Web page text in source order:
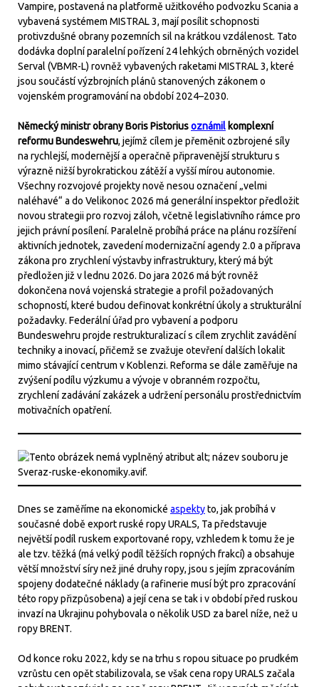
Vampire, postavená na platformě užitkového podvozku Scania a
vybavená systémem MISTRAL 3, mají posílit schopnosti
protivzdušné obrany pozemních sil na krátkou vzdálenost. Tato
dodávka doplní paralelní pořízení 24 lehkých obrněných vozidel
Serval (VBMR-L) rovněž vybavených raketami MISTRAL 3, které
jsou součástí výzbrojních plánů stanovených zákonem o
vojenském programování na období 2024–2030.
Německý ministr obrany Boris Pistoriusoznámil komplexní
reformu Bundeswehru, jejímž cílem je přeměnit ozbrojené síly
na rychlejší, modernější a operačně připravenější strukturu s
výrazně nižší byrokratickou zátěží a vyšší mírou autonomie.
Všechny rozvojové projekty nově nesou označení „velmi
naléhavé“ a do Velikonoc 2026 má generální inspektor předložit
novou strategii pro rozvoj záloh, včetně legislativního rámce pro
jejich právní posílení. Paralelně probíhá práce na plánu rozšíření
aktivních jednotek, zavedení modernizační agendy 2.0 a příprava
zákona pro zrychlení výstavby infrastruktury, který má být
předložen již v lednu 2026. Do jara 2026 má být rovněž
dokončena nová vojenská strategie a profil požadovaných
schopností, které budou definovat konkrétní úkoly a strukturální
požadavky. Federální úřad pro vybavení a podporu
Bundeswehru projde restrukturalizací s cílem zrychlit zavádění
techniky a inovací, přičemž se zvažuje otevření dalších lokalit
mimo stávající centrum v Koblenzi. Reforma se dále zaměřuje na
zvýšení podílu výzkumu a vývoje v obranném rozpočtu,
zrychlení zadávání zakázek a udržení personálu prostřednictvím
motivačních opatření.
Dnes se zaměříme na ekonomické aspektyto, jak probíhá v
současné době export ruské ropy URALS, Ta představuje
největší podíl ruskem exportované ropy, vzhledem k tomu že je
ale tzv. těžká (má velký podíl těžších ropných frakcí) a obsahuje
větší množství síry než jiné druhy ropy, jsou s jejím zpracováním
spojeny dodatečné náklady (a rafinerie musí být pro zpracování
této ropy přizpůsobena) a její cena se tak i v období před ruskou
invazí na Ukrajinu pohybovala o několik USD za barel níže, než u
ropy BRENT.
Od konce roku 2022, kdy se na trhu s ropou situace po prudkém
vzrůstu cen opět stabilizovala, se však cena ropy URALS začala